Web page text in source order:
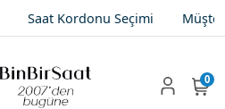
Saat Kordonu Seçimi
0